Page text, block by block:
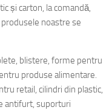
și carton, la comandă,
noastre se
blistere, forme pentru
produse alimentare.
retail, cilindri din plastic,
antifurt, suporturi